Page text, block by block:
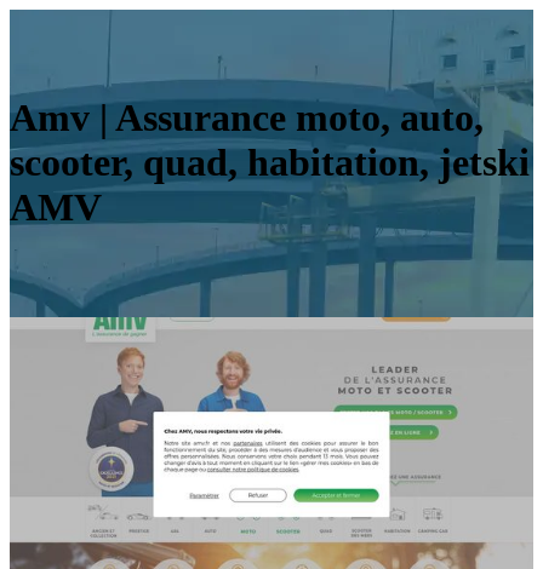
Amv | Assurance moto, auto,
scooter, quad, habitation, jetski
AMV